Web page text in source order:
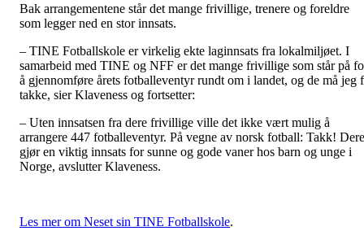
Bak arrangementene står det mange frivillige, trenere og foreldre
som legger ned en stor innsats.
– TINE Fotballskole er virkelig ekte laginnsats fra lokalmiljøet. I
samarbeid med TINE og NFF er det mange frivillige som står på
å gjennomføre årets fotballeventyr rundt om i landet, og de må jeg
takke, sier Klaveness og fortsetter:
– Uten innsatsen fra dere frivillige ville det ikke vært mulig å
arrangere 447 fotballeventyr. På vegne av norsk fotball: Takk! Dere
gjør en viktig innsats for sunne og gode vaner hos barn og unge i
Norge, avslutter Klaveness.
Les mer om Neset sin TINE Fotballskole.